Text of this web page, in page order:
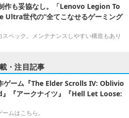
作も妥協なし。「Lenovo Legion To
Ultra世代の“全てこなせるゲーミング
ペック。メンテナンスしやすい構造もあり
・注目記事
ゲーム『The Elder Scrolls IV: Oblivio
『アークナイツ』『Hell Let Loose:
ムはこちら。